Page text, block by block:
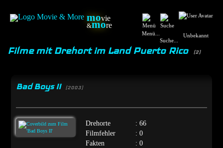
movie
&more
Menü...
Suche...
Unbekannt
Filme mit Drehort im Land Puerto Rico (2)
Bad Boys II [2003]
Drehorte
: 66
Filmfehler
: 0
Fakten
: 0